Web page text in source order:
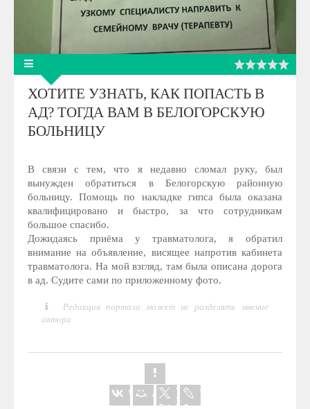
ХОТИТЕ УЗНАТЬ, КАК ПОПАСТЬ В
АД? ТОГДА ВАМ В БЕЛОГОРСКУЮ
БОЛЬНИЦУ
В связи с тем, что я недавно сломал руку, был
вынужден обратиться в Белогорскую районную
больницу. Помощь по накладке гипса была оказана
квалифицировано и быстро, за что сотрудникам
большое спасибо.
Дожидаясь приёма у травматолога, я обратил
внимание на объявление, висящее напротив кабинета
травматолога. На мой взгляд, там была описана дорога
в ад. Судите сами по приложенному фото.
Редакция портала может не разделять мнение
автора